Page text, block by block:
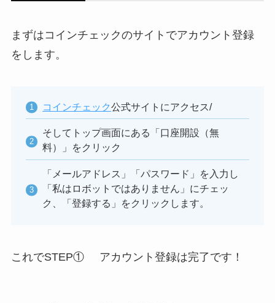
まずはコインチェックのサイトでアカウント登録
をします。
コインチェック公式サイトにアクセス/
そしてトップ画面にある「口座開設（無
料）」をクリック
「メールアドレス」「パスワード」を入力し
「私はロボットではありません」にチェッ
ク、「登録する」をクリックします。
これでSTEP① アカウント登録は完了です！